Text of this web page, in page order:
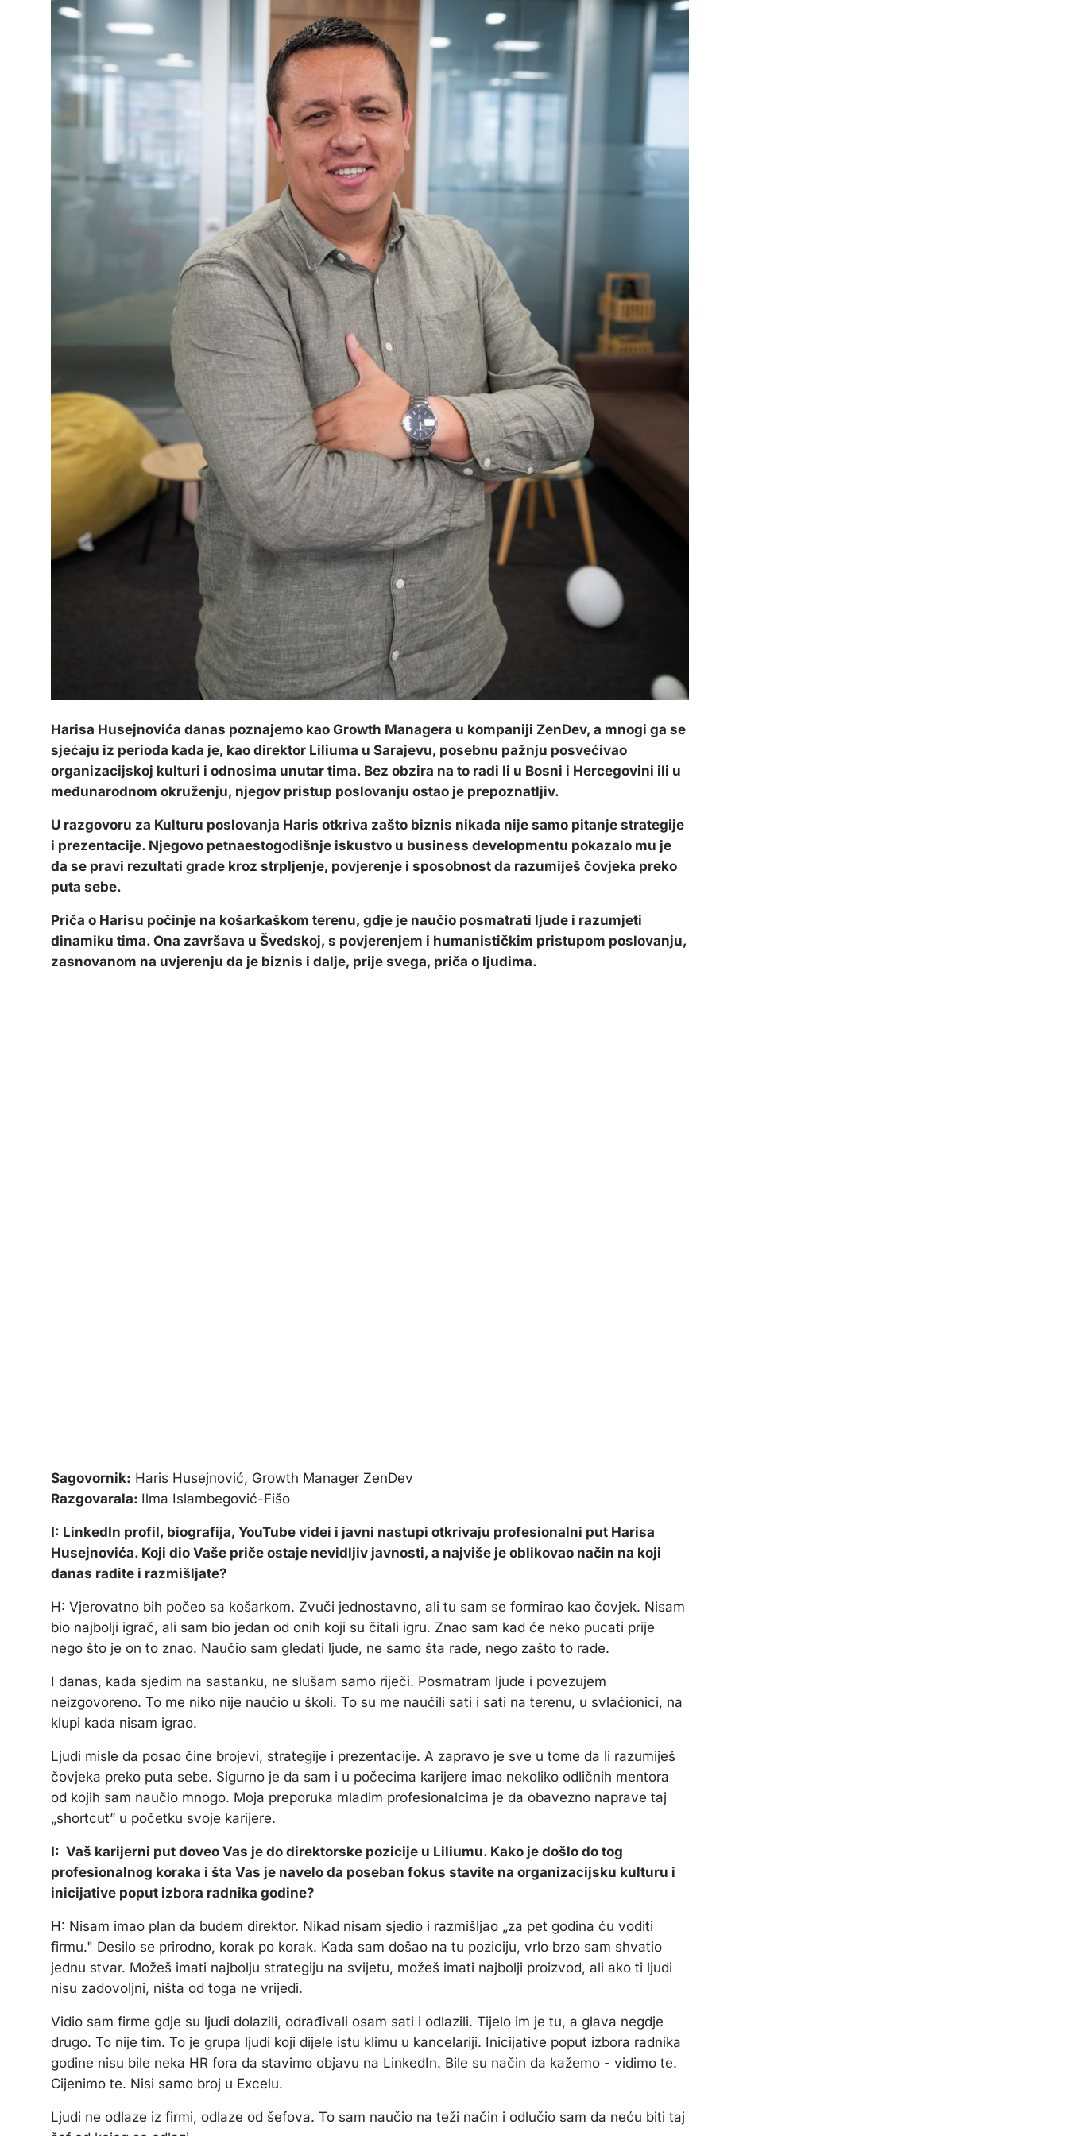
Harisa Husejnovića danas poznajemo kao Growth Managera u kompaniji ZenDev, a mnogi ga se
sjećaju iz perioda kada je, kao direktor Liliuma u Sarajevu, posebnu pažnju posvećivao
organizacijskoj kulturi i odnosima unutar tima. Bez obzira na to radi li u Bosni i Hercegovini ili u
međunarodnom okruženju, njegov pristup poslovanju ostao je prepoznatljiv.
U razgovoru za Kulturu poslovanja Haris otkriva zašto biznis nikada nije samo pitanje strategije
i prezentacije. Njegovo petnaestogodišnje iskustvo u business developmentu pokazalo mu je
da se pravi rezultati grade kroz strpljenje, povjerenje i sposobnost da razumiješ čovjeka preko
puta sebe.
Priča o Harisu počinje na košarkaškom terenu, gdje je naučio posmatrati ljude i razumjeti
dinamiku tima. Ona završava u Švedskoj, s povjerenjem i humanističkim pristupom poslovanju,
zasnovanom na uvjerenju da je biznis i dalje, prije svega, priča o ljudima.
Sagovornik: Haris Husejnović, Growth Manager ZenDev
Razgovarala: Ilma Islambegović-Fišo
I: LinkedIn profil, biografija, YouTube videi i javni nastupi otkrivaju profesionalni put Harisa
Husejnovića. Koji dio Vaše priče ostaje nevidljiv javnosti, a najviše je oblikovao način na koji
danas radite i razmišljate?
H: Vjerovatno bih počeo sa košarkom. Zvuči jednostavno, ali tu sam se formirao kao čovjek. Nisam
bio najbolji igrač, ali sam bio jedan od onih koji su čitali igru. Znao sam kad će neko pucati prije
nego što je on to znao. Naučio sam gledati ljude, ne samo šta rade, nego zašto to rade.
I danas, kada sjedim na sastanku, ne slušam samo riječi. Posmatram ljude i povezujem
neizgovoreno. To me niko nije naučio u školi. To su me naučili sati i sati na terenu, u svlačionici, na
klupi kada nisam igrao.
Ljudi misle da posao čine brojevi, strategije i prezentacije. A zapravo je sve u tome da li razumiješ
čovjeka preko puta sebe. Sigurno je da sam i u počecima karijere imao nekoliko odličnih mentora
od kojih sam naučio mnogo. Moja preporuka mladim profesionalcima je da obavezno naprave taj
„shortcut” u početku svoje karijere.
I: Vaš karijerni put doveo Vas je do direktorske pozicije u Liliumu. Kako je došlo do tog
profesionalnog koraka i šta Vas je navelo da poseban fokus stavite na organizacijsku kulturu i
inicijative poput izbora radnika godine?
H: Nisam imao plan da budem direktor. Nikad nisam sjedio i razmišljao „za pet godina ću voditi
firmu." Desilo se prirodno, korak po korak. Kada sam došao na tu poziciju, vrlo brzo sam shvatio
jednu stvar. Možeš imati najbolju strategiju na svijetu, možeš imati najbolji proizvod, ali ako ti ljudi
nisu zadovoljni, ništa od toga ne vrijedi.
Vidio sam firme gdje su ljudi dolazili, odrađivali osam sati i odlazili. Tijelo im je tu, a glava negdje
drugo. To nije tim. To je grupa ljudi koji dijele istu klimu u kancelariji. Inicijative poput izbora radnika
godine nisu bile neka HR fora da stavimo objavu na LinkedIn. Bile su način da kažemo - vidimo te.
Cijenimo te. Nisi samo broj u Excelu.
Ljudi ne odlaze iz firmi, odlaze od šefova. To sam naučio na teži način i odlučio sam da neću biti taj